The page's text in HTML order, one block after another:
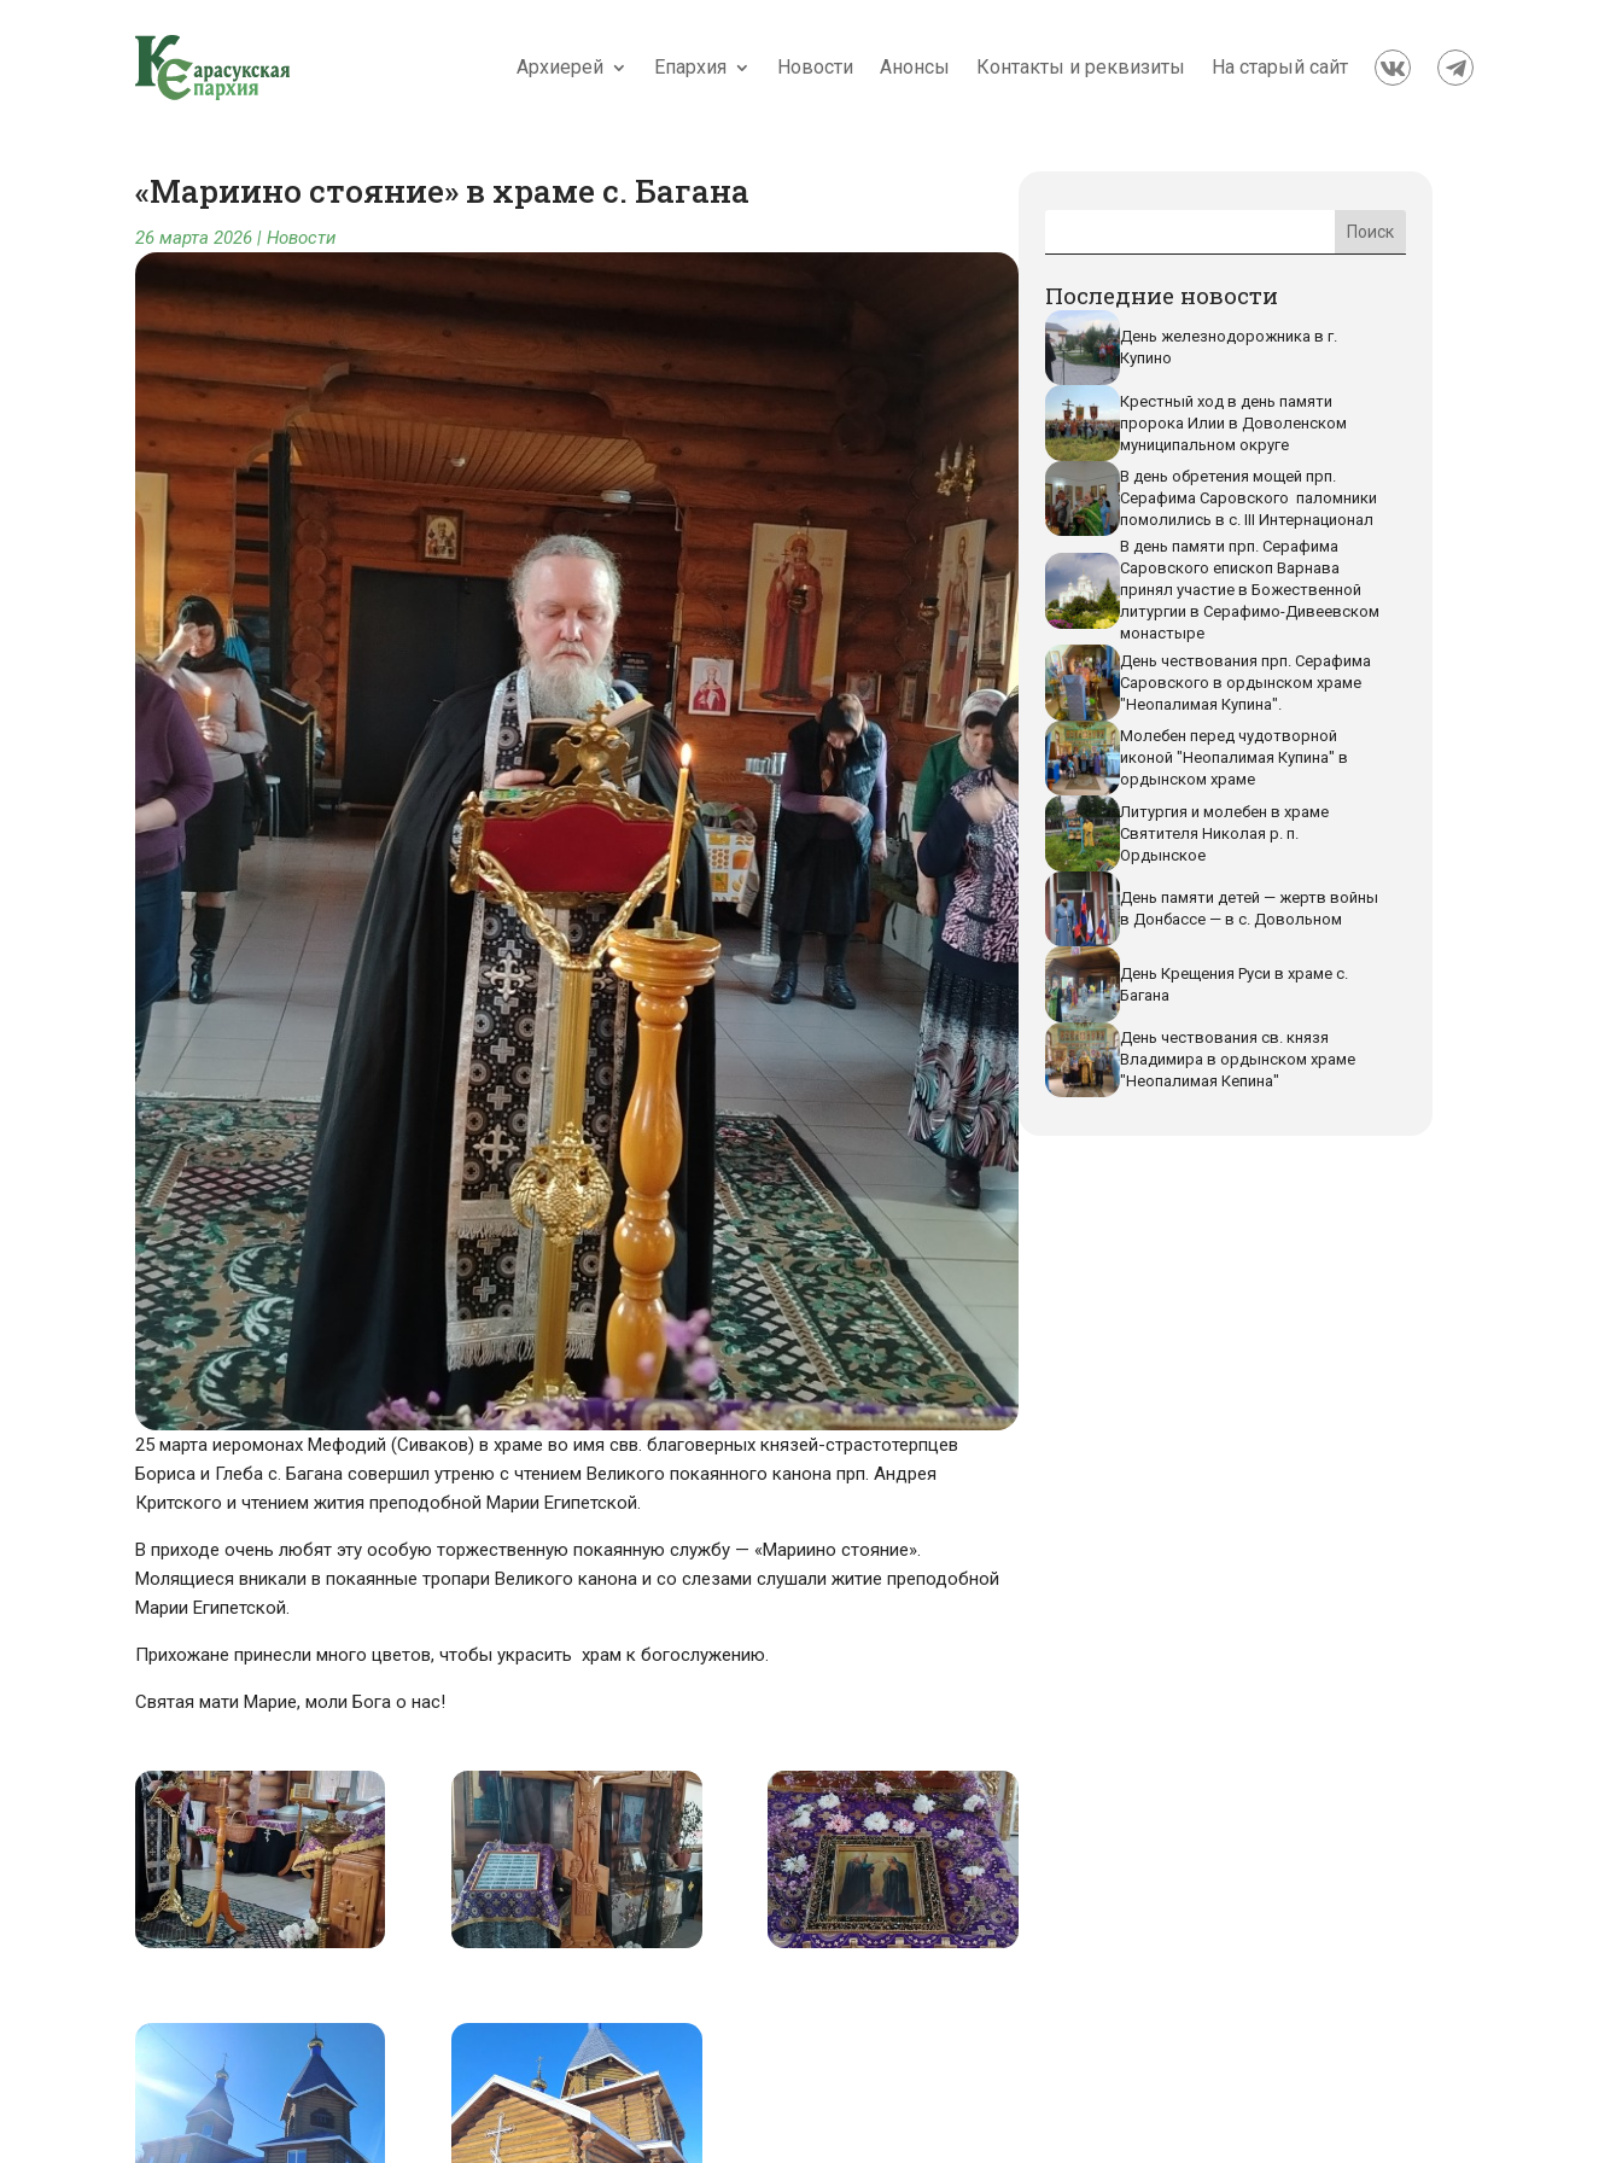
Архиерей Епархия Новости Анонсы Контакты и реквизиты На старый сайт  
«Мариино стояние» в храме с. Багана
26 марта 2026 | Новости
25 марта иеромонах Мефодий (Сиваков) в храме во имя свв. благоверных князей-страстотерпцев
Бориса и Глеба с. Багана совершил утреню с чтением Великого покаянного канона прп. Андрея
Критского и чтением жития преподобной Марии Египетской.
В приходе очень любят эту особую торжественную покаянную службу — «Мариино стояние».
Молящиеся вникали в покаянные тропари Великого канона и со слезами слушали житие преподобной
Марии Египетской.
Прихожане принесли много цветов, чтобы украсить храм к богослужению.
Святая мати Марие, моли Бога о нас!
Последние новости
День железнодорожника в г.
Купино
Крестный ход в день памяти
пророка Илии в Доволенском
муниципальном округе
В день обретения мощей прп.
Серафима Саровского паломники
помолились в с. III Интернационал
В день памяти прп. Серафима
Саровского епископ Варнава
принял участие в Божественной
литургии в Серафимо-Дивеевском
монастыре
День чествования прп. Серафима
Саровского в ордынском храме
"Неопалимая Купина".
Молебен перед чудотворной
иконой "Неопалимая Купина" в
ордынском храме
Литургия и молебен в храме
Святителя Николая р. п.
Ордынское
День памяти детей — жертв войны
в Донбассе — в с. Довольном
День Крещения Руси в храме с.
Багана
День чествования св. князя
Владимира в ордынском храме
"Неопалимая Кепина"